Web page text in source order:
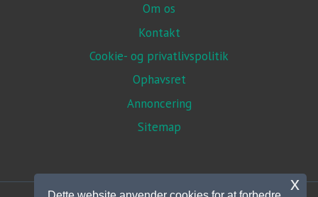
Om os
Kontakt
Cookie- og privatlivspolitik
Ophavsret
Annoncering
Sitemap
x